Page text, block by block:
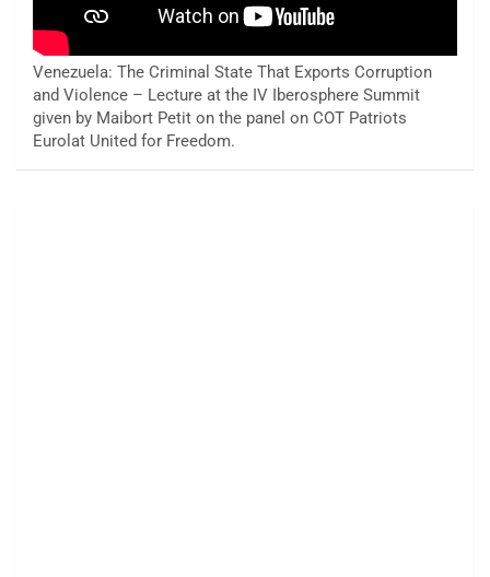
Venezuela: The Criminal State That Exports Corruption
and Violence – Lecture at the IV Iberosphere Summit
given by Maibort Petit on the panel on COT Patriots
Eurolat United for Freedom.